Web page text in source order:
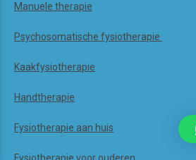
Manuele therapie
Psychosomatische fysiotherapie
Kaakfysiotherapie
Handtherapie
Fysiotherapie aan huis